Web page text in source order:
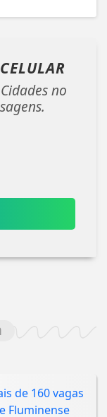
no